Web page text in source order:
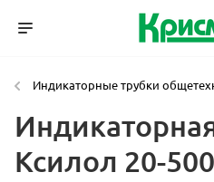
Индикаторные трубки
Ксилол 20-